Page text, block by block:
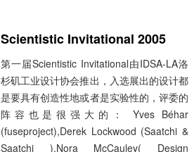
Scientistic Invitational 2005
第一届Scientistic Invitational由IDSA-LA洛
杉矶工业设计协会推出，入选展出的设计都
是要具有创造性地或者是实验性的，评委的
阵容也是很强大的： Yves Béhar
(fuseproject),Derek Lockwood (Saatchi &
Saatchi ),Nora McCauley( Design